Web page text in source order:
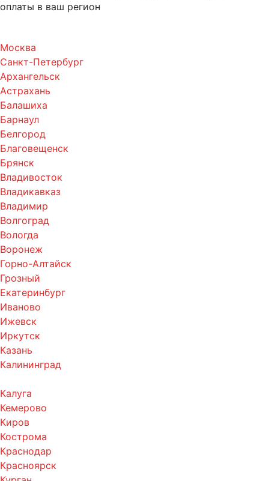
оплаты в ваш регион
Москва
Санкт-Петербург
Архангельск
Астрахань
Балашиха
Барнаул
Белгород
Благовещенск
Брянск
Владивосток
Владикавказ
Владимир
Волгоград
Вологда
Воронеж
Горно-Алтайск
Грозный
Екатеринбург
Иваново
Ижевск
Иркутск
Казань
Калининград
Калуга
Кемерово
Киров
Кострома
Краснодар
Красноярск